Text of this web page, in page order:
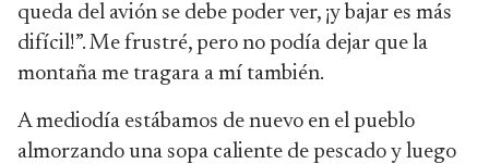
queda del avión se debe poder ver, ¡y bajar es más
difícil!”. Me frustré, pero no podía dejar que la
montaña me tragara a mí también.
A mediodía estábamos de nuevo en el pueblo
almorzando una sopa caliente de pescado y luego